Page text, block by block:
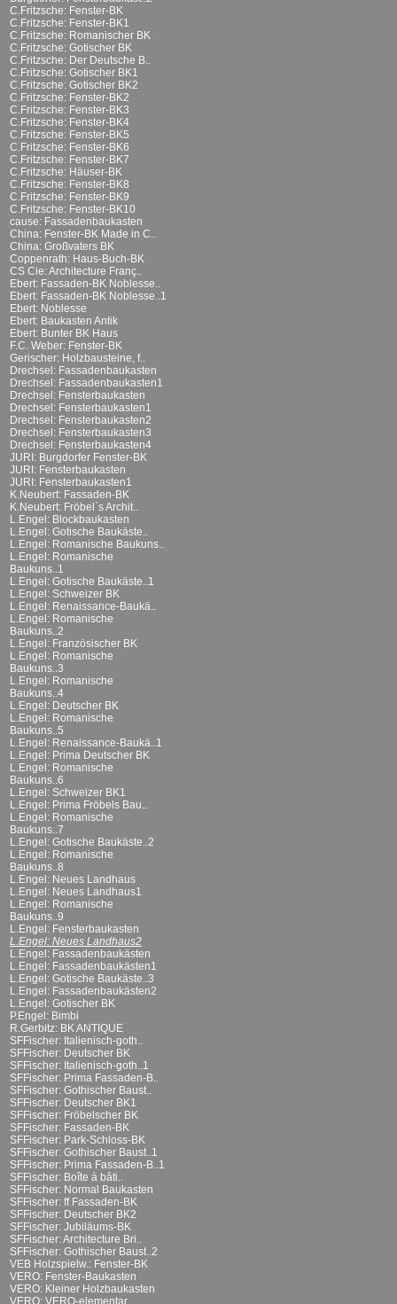
C.Fritzsche: Fenster-BK
C.Fritzsche: Fenster-BK1
C.Fritzsche: Romanischer BK
C.Fritzsche: Gotischer BK
C.Fritzsche: Der Deutsche B..
C.Fritzsche: Gotischer BK1
C.Fritzsche: Gotischer BK2
C.Fritzsche: Fenster-BK2
C.Fritzsche: Fenster-BK3
C.Fritzsche: Fenster-BK4
C.Fritzsche: Fenster-BK5
C.Fritzsche: Fenster-BK6
C.Fritzsche: Fenster-BK7
C.Fritzsche: Häuser-BK
C.Fritzsche: Fenster-BK8
C.Fritzsche: Fenster-BK9
C.Fritzsche: Fenster-BK10
cause: Fassadenbaukasten
China: Fenster-BK Made in C..
China: Großvaters BK
Coppenrath: Haus-Buch-BK
CS Cie: Architecture Franç..
Ebert: Fassaden-BK Noblesse..
Ebert: Fassaden-BK Noblesse..1
Ebert: Noblesse
Ebert: Baukasten Antik
Ebert: Bunter BK Haus
F.C. Weber: Fenster-BK
Gerischer: Holzbausteine, f..
Drechsel: Fassadenbaukasten
Drechsel: Fassadenbaukasten1
Drechsel: Fensterbaukasten
Drechsel: Fensterbaukasten1
Drechsel: Fensterbaukasten2
Drechsel: Fensterbaukasten3
Drechsel: Fensterbaukasten4
JURI: Burgdorfer Fenster-BK
JURI: Fensterbaukasten
JURI: Fensterbaukasten1
K.Neubert: Fassaden-BK
K.Neubert: Fröbel`s Archit..
L.Engel: Blockbaukasten
L.Engel: Gotische Baukäste..
L.Engel: Romanische Baukuns..
L.Engel: Romanische
Baukuns..1
L.Engel: Gotische Baukäste..1
L.Engel: Schweizer BK
L.Engel: Renaissance-Baukä..
L.Engel: Romanische
Baukuns..2
L.Engel: Französischer BK
L.Engel: Romanische
Baukuns..3
L.Engel: Romanische
Baukuns..4
L.Engel: Deutscher BK
L.Engel: Romanische
Baukuns..5
L.Engel: Renaissance-Baukä..1
L.Engel: Prima Deutscher BK
L.Engel: Romanische
Baukuns..6
L.Engel: Schweizer BK1
L.Engel: Prima Fröbels Bau..
L.Engel: Romanische
Baukuns..7
L.Engel: Gotische Baukäste..2
L.Engel: Romanische
Baukuns..8
L.Engel: Neues Landhaus
L.Engel: Neues Landhaus1
L.Engel: Romanische
Baukuns..9
L.Engel: Fensterbaukasten
L.Engel: Neues Landhaus2
L.Engel: Fassadenbaukästen
L.Engel: Fassadenbaukästen1
L.Engel: Gotische Baukäste..3
L.Engel: Fassadenbaukästen2
L.Engel: Gotischer BK
P.Engel: Bimbi
R.Gerbitz: BK ANTIQUE
SFFischer: Italienisch-goth..
SFFischer: Deutscher BK
SFFischer: Italienisch-goth..1
SFFischer: Prima Fassaden-B..
SFFischer: Gothischer Baust..
SFFischer: Deutscher BK1
SFFischer: Fröbelscher BK
SFFischer: Fassaden-BK
SFFischer: Park-Schloss-BK
SFFischer: Gothischer Baust..1
SFFischer: Prima Fassaden-B..1
SFFischer: Boîte à bâti..
SFFischer: Normal Baukasten
SFFischer: ff Fassaden-BK
SFFischer: Deutscher BK2
SFFischer: Jubiläums-BK
SFFischer: Architecture Bri..
SFFischer: Gothischer Baust..2
VEB Holzspielw.: Fenster-BK
VERO: Fenster-Baukasten
VERO: Kleiner Holzbaukasten
VERO: VERO-elementar